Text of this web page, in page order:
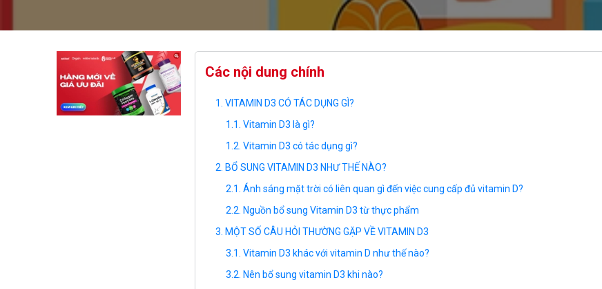
Các nội dung chính
VITAMIN D3 CÓ TÁC DỤNG GÌ?
Vitamin D3 là gì?
Vitamin D3 có tác dụng gì?
BỔ SUNG VITAMIN D3 NHƯ THẾ NÀO?
Ánh sáng mặt trời có liên quan gì đến việc cung cấp đủ vitamin D?
Nguồn bổ sung Vitamin D3 từ thực phẩm
MỘT SỐ CÂU HỎI THƯỜNG GẶP VỀ VITAMIN D3
Vitamin D3 khác với vitamin D như thế nào?
Nên bổ sung vitamin D3 khi nào?